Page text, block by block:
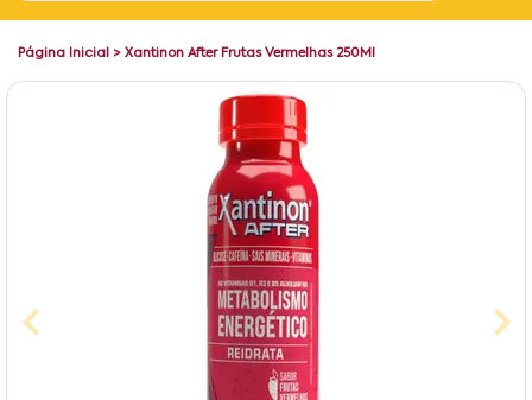
Bahia
Página Inicial > Xantinon After Frutas Vermelhas 250Ml